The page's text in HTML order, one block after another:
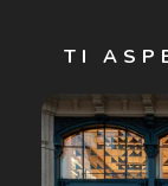
Cliccando su
acconsento
Luxottica
ed altre
Informativa
TI